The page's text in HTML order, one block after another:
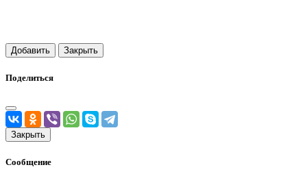
Добавить Закрыть
Поделиться
Закрыть
Сообщение